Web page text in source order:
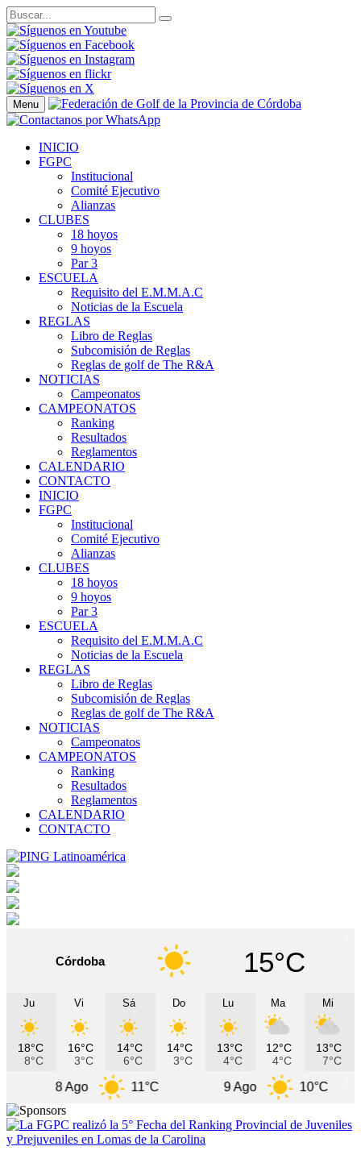
Menu
INICIO
FGPC
Institucional
Comité Ejecutivo
Alianzas
CLUBES
18 hoyos
9 hoyos
Par 3
ESCUELA
Requisito del E.M.M.A.C
Noticias de la Escuela
REGLAS
Libro de Reglas
Subcomisión de Reglas
Reglas de golf de The R&A
NOTICIAS
Campeonatos
CAMPEONATOS
Ranking
Resultados
Reglamentos
CALENDARIO
CONTACTO
INICIO
FGPC
Institucional
Comité Ejecutivo
Alianzas
CLUBES
18 hoyos
9 hoyos
Par 3
ESCUELA
Requisito del E.M.M.A.C
Noticias de la Escuela
REGLAS
Libro de Reglas
Subcomisión de Reglas
Reglas de golf de The R&A
NOTICIAS
Campeonatos
CAMPEONATOS
Ranking
Resultados
Reglamentos
CALENDARIO
CONTACTO
Córdoba 15°C
Ju
18°C
8°C
Vi
16°C
3°C
Sá
14°C
6°C
Do
14°C
3°C
Lu
13°C
4°C
Ma
12°C
4°C
Mi
13°C
7°C
11°C 10°C